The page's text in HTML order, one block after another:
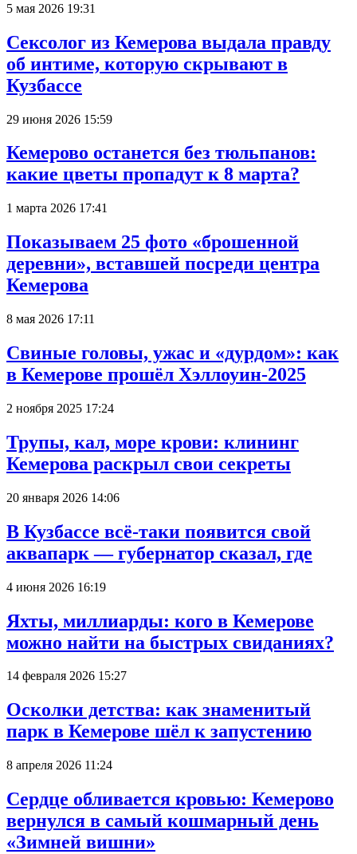
5 мая 2026 19:31
Сексолог из Кемерова выдала правду
об интиме, которую скрывают в
Кузбассе
29 июня 2026 15:59
Кемерово останется без тюльпанов:
какие цветы пропадут к 8 марта?
1 марта 2026 17:41
Показываем 25 фото «брошенной
деревни», вставшей посреди центра
Кемерова
8 мая 2026 17:11
Свиные головы, ужас и «дурдом»: как
в Кемерове прошёл Хэллоуин-2025
2 ноября 2025 17:24
Трупы, кал, море крови: клининг
Кемерова раскрыл свои секреты
20 января 2026 14:06
В Кузбассе всё-таки появится свой
аквапарк — губернатор сказал, где
4 июня 2026 16:19
Яхты, миллиарды: кого в Кемерове
можно найти на быстрых свиданиях?
14 февраля 2026 15:27
Осколки детства: как знаменитый
парк в Кемерове шёл к запустению
8 апреля 2026 11:24
Сердце обливается кровью: Кемерово
вернулся в самый кошмарный день
«Зимней вишни»